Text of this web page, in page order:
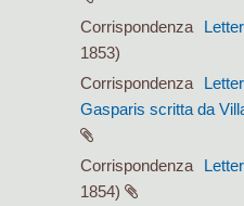
Corrispondenza
1853)
Corrispondenza
Gasparis scritta da
Corrispondenza
1854)